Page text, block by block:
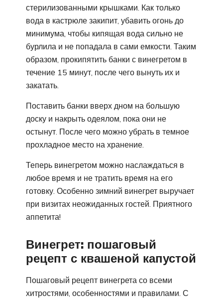
стерилизованными крышками. Как только
вода в кастрюле закипит, убавить огонь до
минимума, чтобы кипящая вода сильно не
бурлила и не попадала в сами емкости. Таким
образом, прокипятить банки с винегретом в
течение 15 минут, после чего вынуть их и
закатать.
Поставить банки вверх дном на большую
доску и накрыть одеялом, пока они не
остынут. После чего можно убрать в темное
прохладное место на хранение.
Теперь винегретом можно наслаждаться в
любое время и не тратить время на его
готовку. Особенно зимний винегрет выручает
при визитах неожиданных гостей. Приятного
аппетита!
Винегрет: пошаговый
рецепт с квашеной капустой
Пошаговый рецепт винегрета со всеми
хитростями, особенностями и правилами. С